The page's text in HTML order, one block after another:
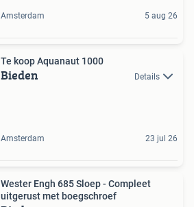
Amsterdam 5 aug 26
Te koop Aquanaut 1000
Bieden Details
Amsterdam 23 jul 26
Wester Engh 685 Sloep - Compleet
uitgerust met boegschroef